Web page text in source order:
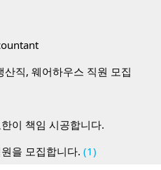
직, 웨어하우스 직원 모집
이 책임 시공합니다.
을 모집합니다. (1)